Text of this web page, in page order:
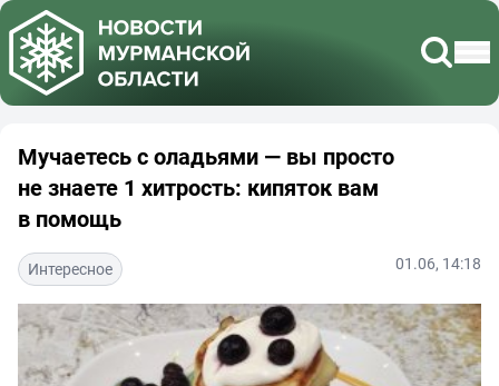
Мучаетесь с оладьями — вы просто
не знаете 1 хитрость: кипяток вам
в помощь
Интересное 01.06, 14:18